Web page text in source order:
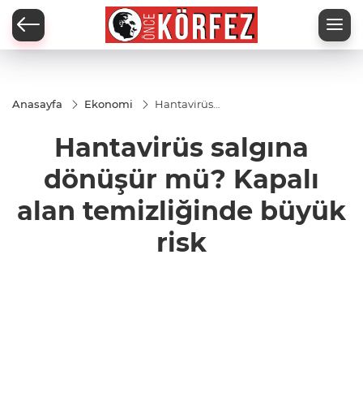
Anasayfa Ekonomi
Hantavirüs
mü? Kapalı
alan
temizliğinde
büyük risk
Hantavirüs salgına
dönüşür mü? Kapalı
alan temizliğinde büyük
risk